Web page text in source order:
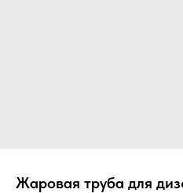
Жаровая труба для